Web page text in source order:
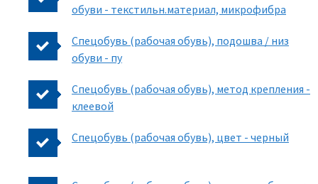
обуви - текстильн.материал, микрофибра
Спецобувь (рабочая обувь), подошва / низ
обуви - пу
Спецобувь (рабочая обувь), метод крепления -
клеевой
Спецобувь (рабочая обувь), цвет - черный